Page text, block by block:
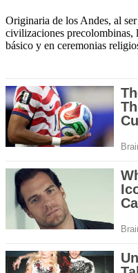
Originaria de los Andes, al
civilizaciones precolombinas,
básico y en ceremonias